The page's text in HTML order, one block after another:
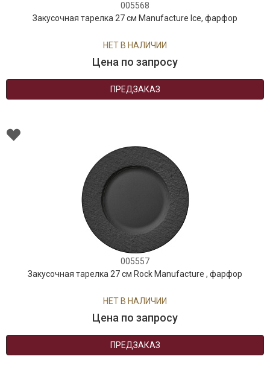
005568
Закусочная тарелка 27 см Manufacture Ice, фарфор
НЕТ В НАЛИЧИИ
Цена по запросу
ПРЕДЗАКАЗ
005557
Закусочная тарелка 27 см Rock Manufacture , фарфор
НЕТ В НАЛИЧИИ
Цена по запросу
ПРЕДЗАКАЗ